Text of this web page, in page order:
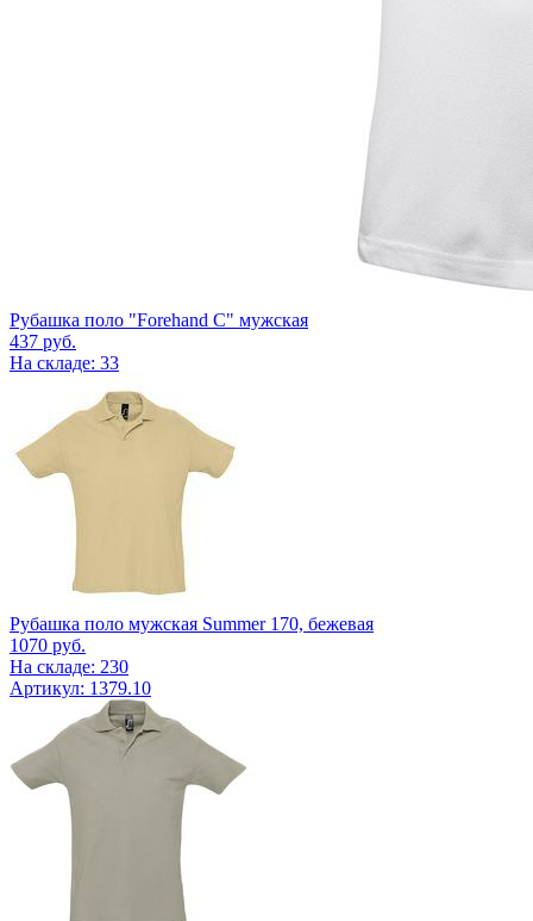
Рубашка поло "Forehand C" мужская
437 руб.
На складе: 33
Рубашка поло мужская Summer 170, бежевая
1070 руб.
На складе: 230
Артикул: 1379.10